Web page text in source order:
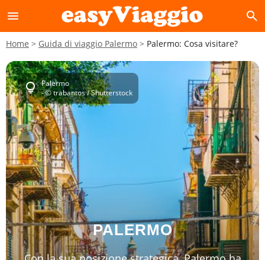
menu search
Home Guida di viaggio Palermo Palermo: Cosa visitare?
lightbulb Palermo
- © trabantos / Shutterstock
PALERMO